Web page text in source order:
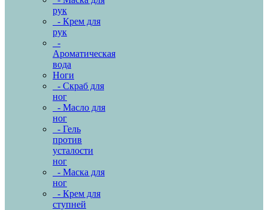
рук
- Крем для
рук
-
Ароматическая
вода
Ноги
- Скраб для
ног
- Масло для
ног
- Гель
против
усталости
ног
- Маска для
ног
- Крем для
ступней